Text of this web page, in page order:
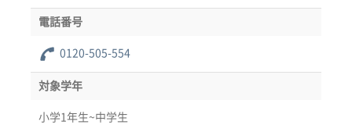
電話番号
0120-505-554
対象学年
小学1年生~中学生